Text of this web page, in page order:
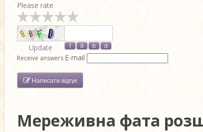
Please rate
Update
Receive answers E-mail
Написати відгук
Мереживна фата